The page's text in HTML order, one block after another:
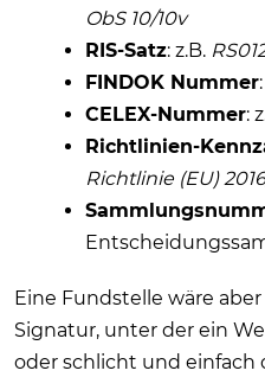
ObS 10/10v
RIS-Satz: z.B.
FINDOK Nummer
CELEX-Nummer:
Richtlinien-
Richtlinie (EU)
Eine Fundstelle wäre
Signatur, unter der ein
oder schlicht und einfach